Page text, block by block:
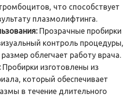
что способствует
плазмолифтинга.
Прозрачные пробирки
контроль процедуры,
облегчает работу врача.
Пробирки изготовлены из
который обеспечивает
в течение длительного